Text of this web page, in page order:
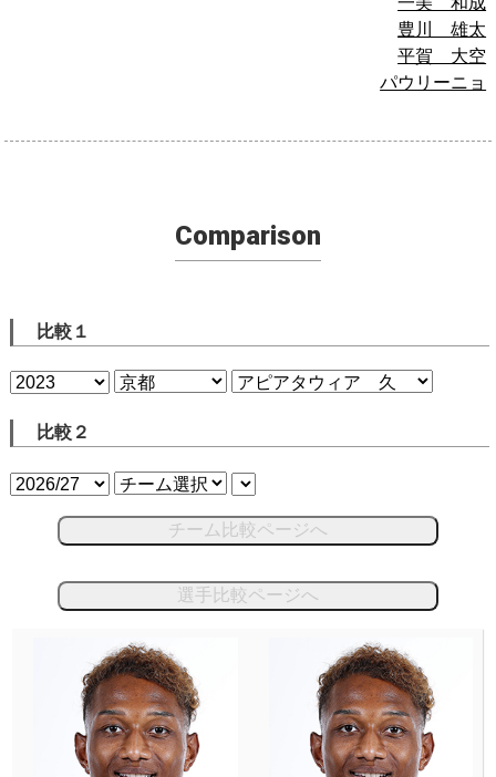
豊川 雄太
平賀 大空
パウリーニョ
Comparison
比較１
比較２
チーム比較ページへ
選手比較ページへ